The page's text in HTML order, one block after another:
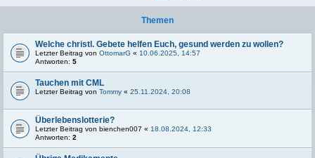
Themen
Welche christl. Gebete helfen Euch, gesund werden zu wollen?
Letzter Beitrag von OttomarG « 10.06.2025, 14:57
Antworten: 5
Tauchen mit CML
Letzter Beitrag von Tommy « 25.11.2024, 20:08
Überlebenslotterie?
Letzter Beitrag von bienchen007 « 18.08.2024, 12:33
Antworten: 2